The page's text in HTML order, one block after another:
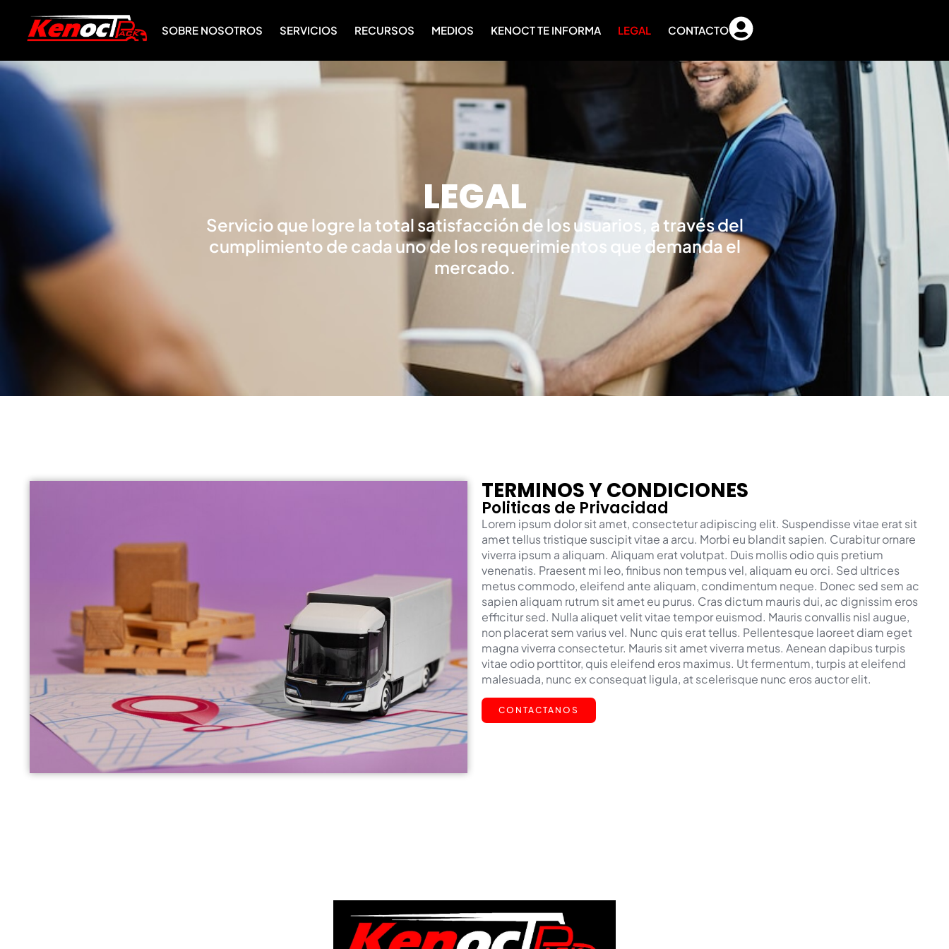
SOBRE NOSOTROS SERVICIOS RECURSOS MEDIOS KENOCT TE INFORMA LEGAL CONTACTO
LEGAL
Servicio que logre la total satisfacción de los usuarios, a través del
cumplimiento de cada uno de los requerimientos que demanda el
mercado.
TERMINOS Y CONDICIONES
Politicas de Privacidad
Lorem ipsum dolor sit amet, consectetur adipiscing elit. Suspendisse vitae erat sit
amet tellus tristique suscipit vitae a arcu. Morbi eu blandit sapien. Curabitur ornare
viverra ipsum a aliquam. Aliquam erat volutpat. Duis mollis odio quis pretium
venenatis. Praesent mi leo, finibus non tempus vel, aliquam eu orci. Sed ultrices
metus commodo, eleifend ante aliquam, condimentum neque. Donec sed sem ac
sapien aliquam rutrum sit amet eu purus. Cras dictum mauris dui, ac dignissim eros
efficitur sed. Nulla aliquet velit vitae tempor euismod. Mauris convallis nisl augue,
non placerat sem varius vel. Nunc quis erat tellus. Pellentesque laoreet diam eget
magna viverra consectetur. Mauris sit amet viverra metus. Aenean dapibus turpis
vitae odio porttitor, quis eleifend eros maximus. Ut fermentum, turpis at eleifend
malesuada, nunc ex consequat ligula, at scelerisque nunc eros auctor elit.
CONTACTANOS